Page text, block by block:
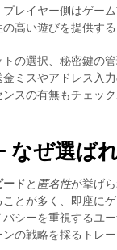
レイヤー側はゲー
高い遊びを提供する
の選択、秘密鍵の
ミスやアドレス入
スの有無もチェッ
なぜ選ば
ードと 匿名性が挙げ
とが多く、即座に
シーを重視するユ
の戦略を採るトレ